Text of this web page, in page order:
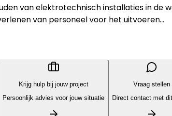
van elektrotechnisch installaties in de
van personeel voor het uitvoeren...
Krijg hulp bij jouw project
Persoonlijk advies voor jouw situatie
Vraag stellen
Direct contact met